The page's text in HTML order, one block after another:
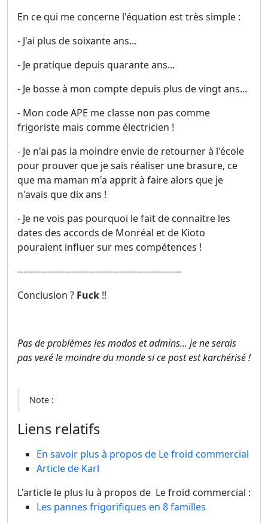
En ce qui me concerne l'équation est très simple :
- J'ai plus de soixante ans...
- Je pratique depuis quarante ans...
- Je bosse à mon compte depuis plus de vingt ans...
- Mon code APE me classe non pas comme
frigoriste mais comme électricien !
- Je n'ai pas la moindre envie de retourner à l'école
pour prouver que je sais réaliser une brasure, ce
que ma maman m'a apprit à faire alors que je
n'avais que dix ans !
- Je ne vois pas pourquoi le fait de connaitre les
dates des accords de Monréal et de Kioto
pouraient influer sur mes compétences !
-------------------------------------------------------
Conclusion ? Fuck !!
Pas de problèmes les modos et admins... je ne serais
pas vexé le moindre du monde si ce post est karchérisé !
Note :
Liens relatifs
En savoir plus à propos de Le froid commercial
Article de Karl
L'article le plus lu à propos de Le froid commercial :
Les pannes frigorifiques en 8 familles